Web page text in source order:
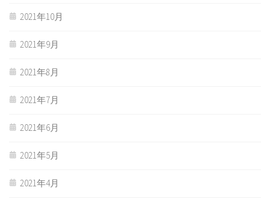
2021年10月
2021年9月
2021年8月
2021年7月
2021年6月
2021年5月
2021年4月